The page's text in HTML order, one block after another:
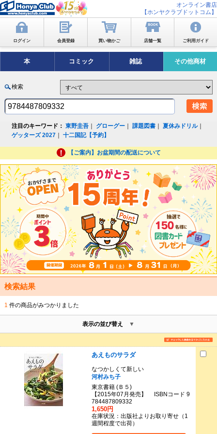
オンライン書店
【ホンヤクラブドットコム】
ログイン 会員登録 買い物かご 店舗一覧 ご利用ガイド
本 コミック 雑誌 その他商材
検索
注目のキーワード： 東野圭吾 グローグー ｜課題図書 ｜夏休みドリル｜
ゲッターズ 2027 ｜十二国記【予約】
【ご案内】お盆期間の配送について
検索結果
1 件の商品がみつかりました
表示の並び替え
あえものサラダ
なつかしくて新しい
河村みち子
東京書籍 (Ｂ５)
【2015年07月発売】 ISBNコード 9
784487809332
1,650円
在庫状況：出版社よりお取り寄せ（1
週間程度で出荷）